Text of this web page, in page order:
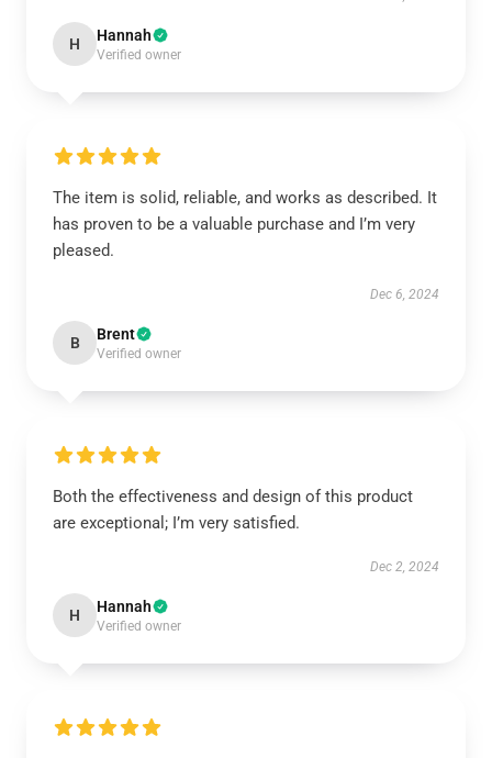
H Hannah
Verified owner
The item is solid, reliable, and works as described. It
has proven to be a valuable purchase and I’m very
pleased.
Dec 6, 2024
B Brent
Verified owner
Both the effectiveness and design of this product
are exceptional; I’m very satisfied.
Dec 2, 2024
H Hannah
Verified owner